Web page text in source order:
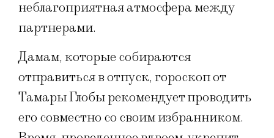
неблагоприятная атмосфера между
партнерами.
Дамам, которые собираются
отправиться в отпуск, гороскоп от
Тамары Глобы рекомендует проводить
его совместно со своим избранником.